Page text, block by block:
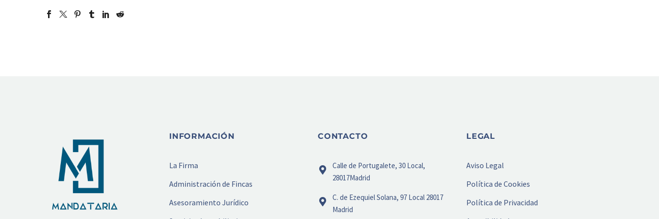
INFORMACIÓN
La Firma
Administración de Fincas
Asesoramiento Jurídico
CONTACTO
Calle de Portugalete, 30 Local,
28017Madrid
C. de Ezequiel Solana, 97 Local 28017
Madrid
LEGAL
Aviso Legal
Política de Cookies
Política de Privacidad